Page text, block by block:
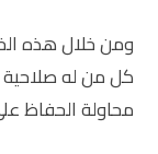
ومن خلال هذه
كل من له صلاحية
محاولة الحفاظ